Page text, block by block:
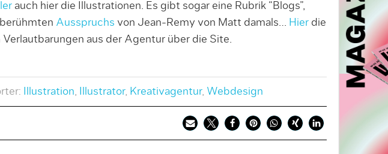
auch hier die Illustrationen. Es gibt sogar eine Rubrik “Blogs”,
Ausspruchs von Jean-Remy von Matt damals… Hierdie
aus der Agentur über die Site.
Illustration, Illustrator, Kreativagentur, Webdesign